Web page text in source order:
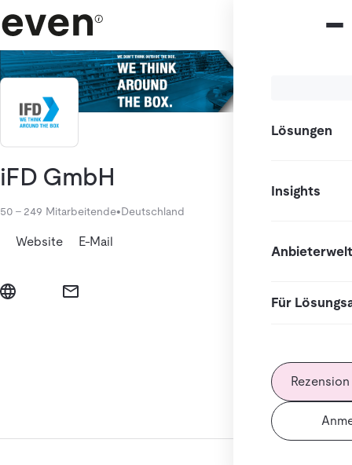
Lösungen
Insights
Anbieterwelt
Für
iFD GmbH
50 - 249 Mitarbeitende•Deutschland
Website E-Mail